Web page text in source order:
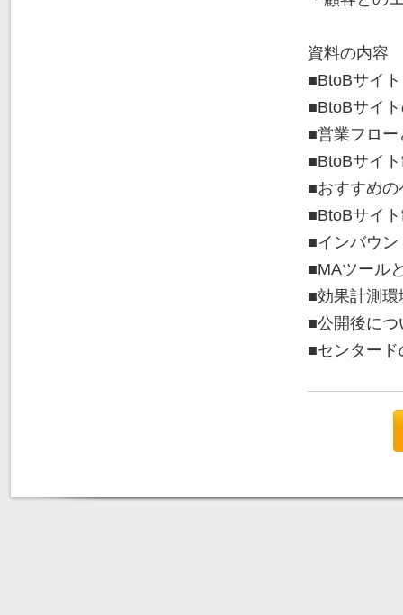
資料の内容
■BtoBサイ
■BtoBサイ
■営業フロ
■BtoBサイ
■おすすめ
■BtoBサイ
■インバウ
■MAツール
■効果計測環
■公開後につ
■センター